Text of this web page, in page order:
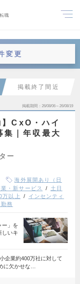
職
変更
掲載終了間近
掲載期間 26/08/06～26/08/19
】CxO・ハイ
集｜年収最大
ー
海外展開あり（日
・新サービス
土日
万以上
インセンティ
務
ー」を
しいキ
企業約400万社に対して
に欠かせな…